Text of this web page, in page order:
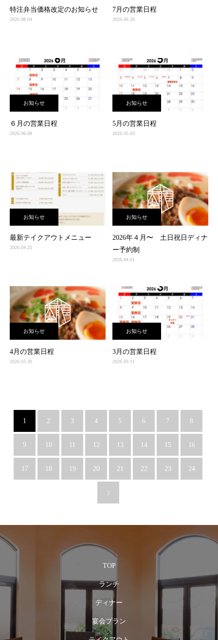
特注弁当価格改定のお知らせ
2026.08.04
7月の営業日程
2026.06.30
お知らせ
６月の営業日程
2026.06.08
お知らせ
5月の営業日程
2026.05.03
お知らせ
最新テイクアウトメニュー
2026.04.25
お知らせ
2026年４月〜 土日祝日ディナ
ー予約制
2026.04.01
お知らせ
4月の営業日程
2026.03.30
お知らせ
3月の営業日程
2026.03.11
1 2 3 4 5 6 7 8
9 10 11 12 13 14 15 16
17 18 19 20 21 22 23 24
TOP
ランチ
ディナー
宴会プラン